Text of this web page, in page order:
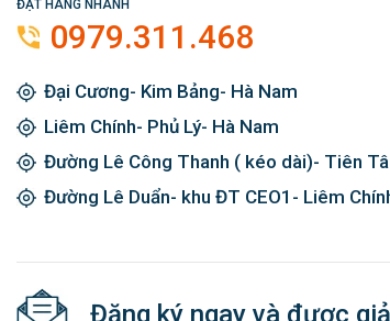
Kim khí Nhật Minh luôn tự hào là 1 trong
phân phối về thiết bị cơ khí mà hàng triệu
0979.311.468
Liêm Chính- Phủ Lý- Hà Nam
Đường Lê Công Thanh ( kéo dài)- Tiên